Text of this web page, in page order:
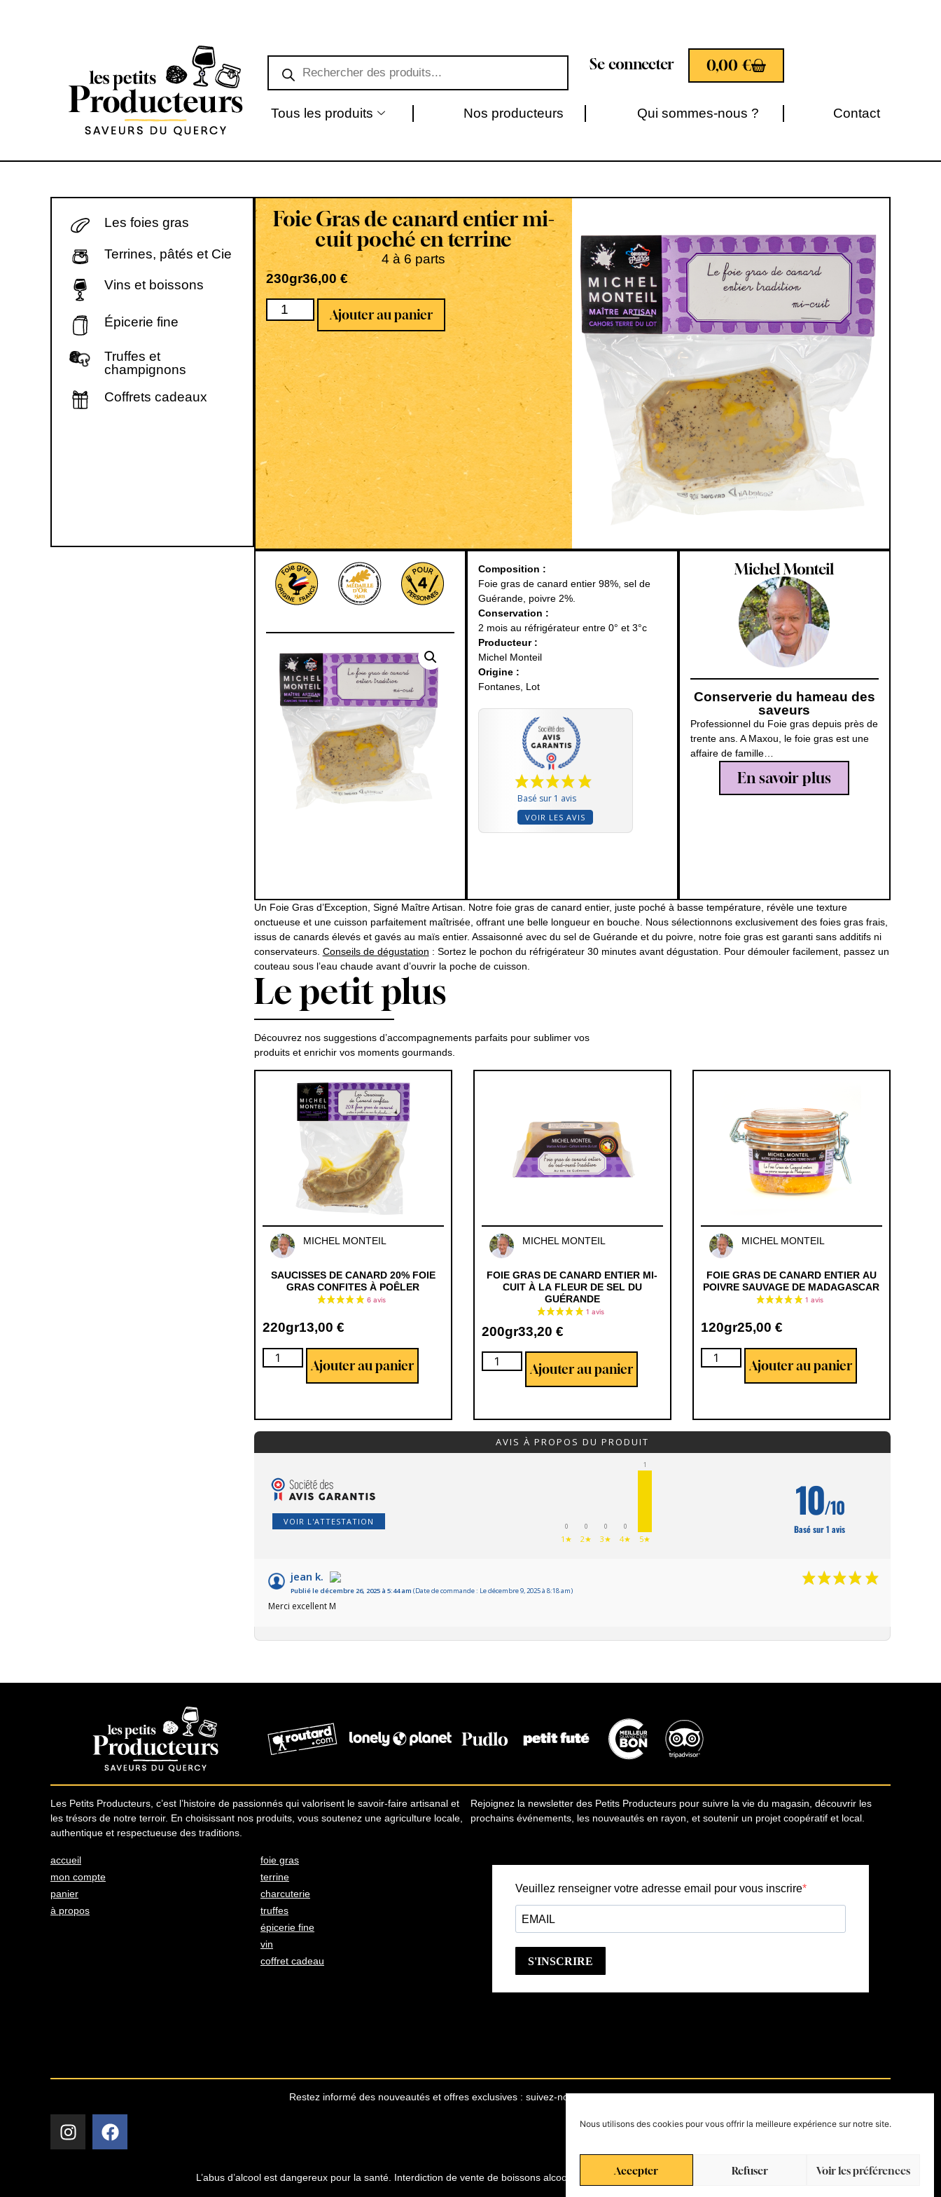
Nous utilisons des cookies pour vous offrir la meilleure expérience sur notre site.
Accepter Refuser Voir les préférences
Se connecter 0,00 €
Tous les produits Nos producteurs Qui sommes-nous ? Contact
Les foies gras
Terrines, pâtés et Cie
Vins et boissons
Épicerie fine
Truffes et
champignons
Coffrets cadeaux
230gr36,00 €
Ajouter au panier
Foie Gras de canard entier mi-
cuit poché en terrine
4 à 6 parts
Composition :
Foie gras de canard entier 98%, sel de
Guérande, poivre 2%.
Conservation :
2 mois au réfrigérateur entre 0° et 3°c
Producteur :
Michel Monteil
Origine :
Fontanes, Lot
Basé sur 1 avis
VOIR LES AVIS
Michel Monteil
Conserverie du hameau des
saveurs
Professionnel du Foie gras depuis près de
trente ans. A Maxou, le foie gras est une
affaire de famille…
En savoir plus
Un Foie Gras d’Exception, Signé Maître Artisan. Notre foie gras de canard entier, juste poché à basse température, révèle une texture
onctueuse et une cuisson parfaitement maîtrisée, offrant une belle longueur en bouche. Nous sélectionnons exclusivement des foies gras frais,
issus de canards élevés et gavés au maïs entier. Assaisonné avec du sel de Guérande et du poivre, notre foie gras est garanti sans additifs ni
conservateurs. Conseils de dégustation : Sortez le pochon du réfrigérateur 30 minutes avant dégustation. Pour démouler facilement, passez un
couteau sous l’eau chaude avant d’ouvrir la poche de cuisson.
Le petit plus
Découvrez nos suggestions d’accompagnements parfaits pour sublimer vos
produits et enrichir vos moments gourmands.
MICHEL MONTEIL
SAUCISSES DE CANARD 20% FOIE
GRAS CONFITES À POÊLER
220gr13,00 €
Ajouter au panier
MICHEL MONTEIL
FOIE GRAS DE CANARD ENTIER MI-
CUIT À LA FLEUR DE SEL DU
GUÉRANDE
200gr33,20 €
Ajouter au panier
MICHEL MONTEIL
FOIE GRAS DE CANARD ENTIER AU
POIVRE SAUVAGE DE MADAGASCAR
120gr25,00 €
Ajouter au panier
AVIS À PROPOS DU PRODUIT
VOIR L'ATTESTATION 0
1★
0
2★
0
3★
0
4★
1
5★
10/10
Basé sur 1 avis
jean k.
Publié le décembre 26, 2025 à 5:44 am (Date de commande : Le décembre 9, 2025 à 8:18 am)
Merci excellent M
Les Petits Producteurs, c’est l’histoire de passionnés qui valorisent le savoir-faire artisanal et
les trésors de notre terroir. En choisissant nos produits, vous soutenez une agriculture locale,
authentique et respectueuse des traditions.
accueil
mon compte
panier
à propos
foie gras
terrine
charcuterie
truffes
épicerie fine
vin
coffret cadeau
Rejoignez la newsletter des Petits Producteurs pour suivre la vie du magasin, découvrir les
prochains événements, les nouveautés en rayon, et soutenir un projet coopératif et local.
Restez informé des nouveautés et offres exclusives : suivez-nous sur les réseaux.
L’abus d’alcool est dangereux pour la santé. Interdiction de vente de boissons alcooliques aux mineurs de moins de 18 ans .